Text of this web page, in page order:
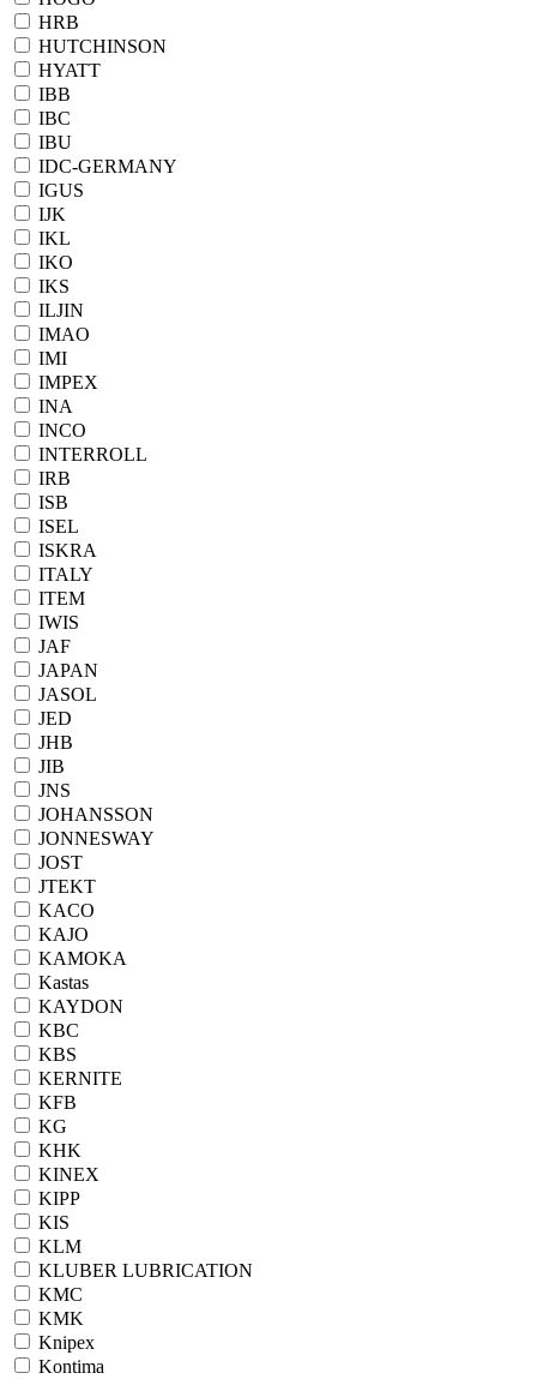
HRB
HUTCHINSON
HYATT
IBB
IBC
IBU
IDC-GERMANY
IGUS
IJK
IKL
IKO
IKS
ILJIN
IMAO
IMI
IMPEX
INA
INCO
INTERROLL
IRB
ISB
ISEL
ISKRA
ITALY
ITEM
IWIS
JAF
JAPAN
JASOL
JED
JHB
JIB
JNS
JOHANSSON
JONNESWAY
JOST
JTEKT
KACO
KAJO
KAMOKA
Kastas
KAYDON
KBC
KBS
KERNITE
KFB
KG
KHK
KINEX
KIPP
KIS
KLM
KLUBER LUBRICATION
KMC
KMK
Knipex
Kontima